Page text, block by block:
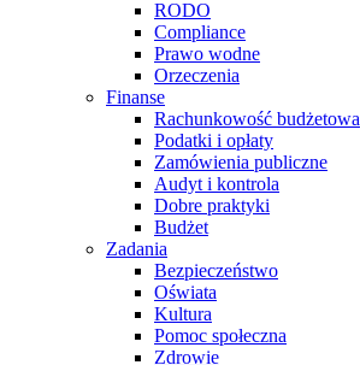
RODO
Compliance
Prawo wodne
Orzeczenia
Finanse
Rachunkowość budżetowa
Podatki i opłaty
Zamówienia publiczne
Audyt i kontrola
Dobre praktyki
Budżet
Zadania
Bezpieczeństwo
Oświata
Kultura
Pomoc społeczna
Zdrowie